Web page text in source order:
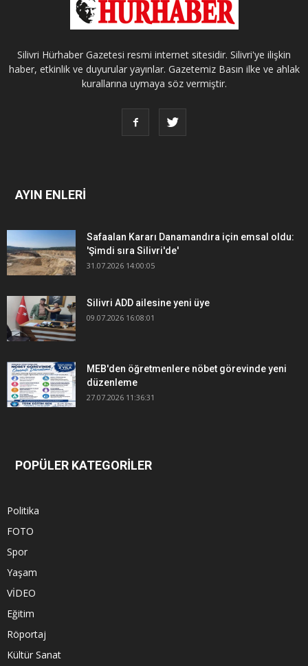
Silivri Hürhaber Gazetesi resmi internet sitesidir. Silivri'ye ilişkin
haber, etkinlik ve duyurular yayınlar. Gazetemiz Basın ilke ve ahlak
kurallarına uymaya söz vermiştir.
AYIN ENLERİ
Safaalan Kararı Danamandıra için emsal oldu:
'Şimdi sıra Silivri'de'
31.07.2026 14:00:05
Silivri ADD ailesine yeni üye
09.07.2026 16:08:01
MEB'den öğretmenlere nöbet görevinde yeni
düzenleme
27.07.2026 11:36:31
POPÜLER KATEGORİLER
Politika
FOTO
Spor
Yaşam
VİDEO
Eğitim
Röportaj
Kültür Sanat